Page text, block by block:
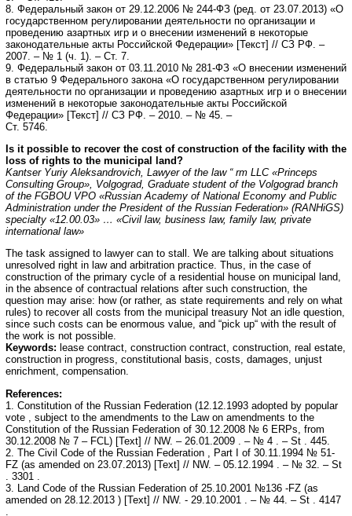
8. Федеральный закон от 29.12.2006 № 244-ФЗ (ред. от 23.07.2013) «О
государственном регулировании деятельности по организации и
проведению азартных игр и о внесении изменений в некоторые
законодательные акты Российской Федерации» [Текст] // СЗ РФ. –
2007. – № 1 (ч. 1). – Ст. 7.
9. Федеральный закон от 03.11.2010 № 281-ФЗ «О внесении изменений
в статью 9 Федерального закона «О государственном регулировании
деятельности по организации и проведению азартных игр и о внесении
изменений в некоторые законодательные акты Российской
Федерации» [Текст] // СЗ РФ. – 2010. – № 45. –
Ст. 5746.
Is it possible to recover the cost of construction of the facility with the
loss of rights to the municipal land?
Kantser Yuriy Aleksandrovich, Lawyer of the law “ rm LLC «Princeps
Consulting Group», Volgograd, Graduate student of the Volgograd branch
of the FGBOU VPO «Russian Academy of National Economy and Public
Administration under the President of the Russian Federation» (RANHiGS)
specialty «12.00.03» … «Civil law, business law, family law, private
international law»
The task assigned to lawyer can to stall. We are talking about situations
unresolved right in law and arbitration practice. Thus, in the case of
construction of the primary cycle of a residential house on municipal land,
in the absence of contractual relations after such construction, the
question may arise: how (or rather, as state requirements and rely on what
rules) to recover all costs from the municipal treasury Not an idle question,
since such costs can be enormous value, and “pick up“ with the result of
the work is not possible.
Keywords: lease contract, construction contract, construction, real estate,
construction in progress, constitutional basis, costs, damages, unjust
enrichment, compensation.
References:
1. Constitution of the Russian Federation (12.12.1993 adopted by popular
vote , subject to the amendments to the Law on amendments to the
Constitution of the Russian Federation of 30.12.2008 № 6 ERPs, from
30.12.2008 № 7 – FCL) [Text] // NW. – 26.01.2009 . – № 4 . – St . 445.
2. The Civil Code of the Russian Federation , Part I of 30.11.1994 № 51-
FZ (as amended on 23.07.2013) [Text] // NW. – 05.12.1994 . – № 32. – St
. 3301 .
3. Land Code of the Russian Federation of 25.10.2001 №136 -FZ (as
amended on 28.12.2013 ) [Text] // NW. - 29.10.2001 . – № 44. – St . 4147